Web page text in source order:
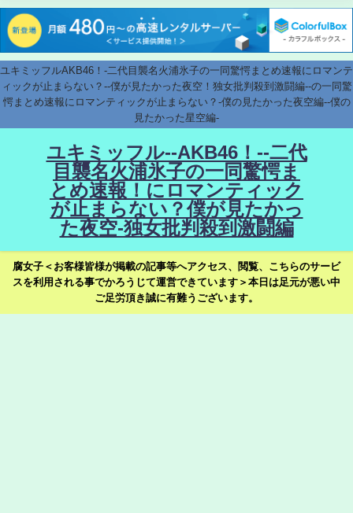
ユキミッフルAKB46！-二代目襲名火浦氷子の一同驚愕まとめ速報にロマンテ
ィックが止まらない？--僕が見たかった夜空！独女批判殺到激闘編--の一同驚
愕まとめ速報にロマンティックが止まらない？-僕の見たかった夜空編--僕の
見たかった星空編-
ユキミッフル--AKB46！--二代
目襲名火浦氷子の一同驚愕ま
とめ速報！にロマンティック
が止まらない？僕が見たかっ
た夜空-独女批判殺到激闘編
腐女子＜お客様皆様が掲載の記事等へアクセス、閲覧、こちらのサービ
スを利用される事でかろうじて運営できています＞本日は足元が悪い中
ご足労頂き誠に有難うございます。